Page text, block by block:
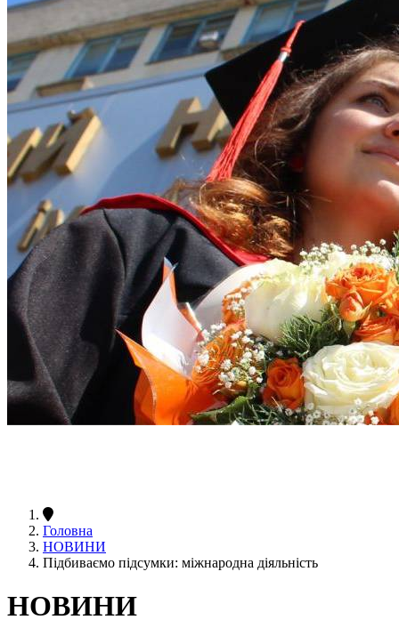
Головна
НОВИНИ
Підбиваємо підсумки: міжнародна діяльність
НОВИНИ